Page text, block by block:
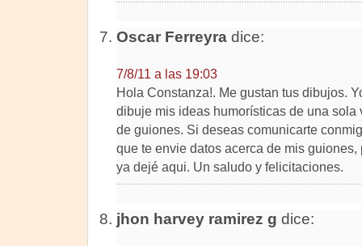
Oscar Ferreyradice:
7/8/11 a las 19:03
Hola Constanza!. Me gustan tus dibujos.
dibuje mis ideas humorísticas de una sola
de guiones. Si deseas comunicarte
que te envie datos acerca de mis
ya dejé aqui. Un saludo y felicitaciones.
jhon harvey ramirez g dice: